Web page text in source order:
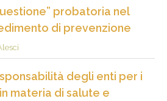
probatoria nel
di prevenzione
degli enti per i
materia di salute e